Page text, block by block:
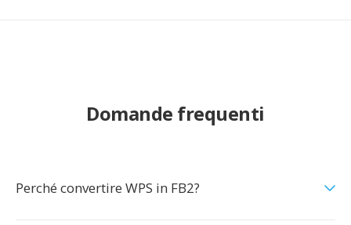
Domande frequenti
Perché convertire WPS in FB2?